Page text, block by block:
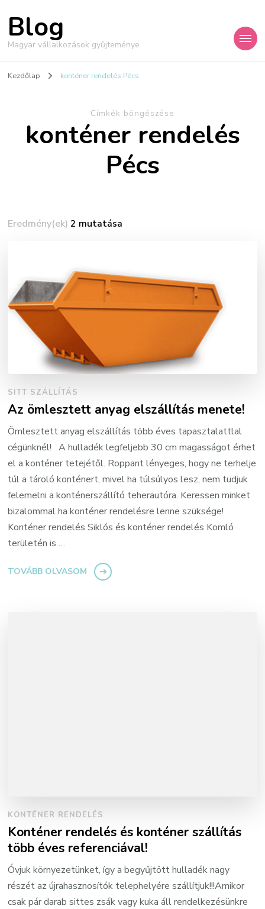
Blog
Magyar vállalkozások gyűjteménye
Kezdőlap konténer rendelés Pécs
Címkék böngészése
konténer rendelés
Pécs
Eredmény(ek)2 mutatása
SITT SZÁLLÍTÁS
Az ömlesztett anyag elszállítás menete!
Ömlesztett anyag elszállítás több éves tapasztalattlal
cégünknél! A hulladék legfeljebb 30 cm magasságot érhet
el a konténer tetejétől. Roppant lényeges, hogy ne terhelje
túl a tároló konténert, mivel ha túlsúlyos lesz, nem tudjuk
felemelni a konténerszállító teherautóra. Keressen minket
bizalommal ha konténer rendelésre lenne szüksége!
Konténer rendelés Siklós és konténer rendelés Komló
területén is …
TOVÁBB OLVASOM
KONTÉNER RENDELÉS
Konténer rendelés és konténer szállítás
több éves referenciával!
Óvjuk környezetünket, így a begyűjtött hulladék nagy
részét az újrahasznosítók telephelyére szállítjuk!!!Amikor
csak pár darab sittes zsák vagy kuka áll rendelkezésünkre